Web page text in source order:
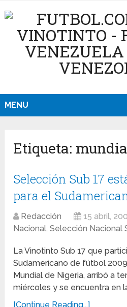
MENU
Etiqueta:
Selección Sub 17
para el
Redacción 15 abril,
Nacional,Selección Nacional
La Vinotinto Sub 17 que
Sudamericano de fútbol
Mundial de Nigeria, arribó a
miércoles y se encuentra en
[Continue Reading...]